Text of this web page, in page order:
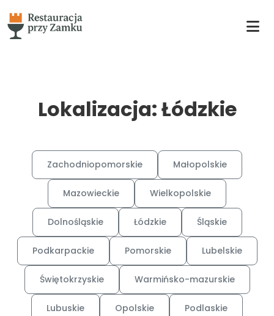
Lokalizacja: Łódzkie
Zachodniopomorskie Małopolskie
Mazowieckie Wielkopolskie
Dolnośląskie Łódzkie Śląskie
Podkarpackie Pomorskie Lubelskie
Świętokrzyskie Warmińsko-mazurskie
Lubuskie Opolskie Podlaskie